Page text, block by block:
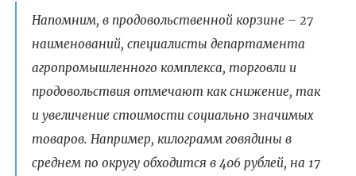
Напомним, в продовольственной корзине – 27
наименований, специалисты департамента
агропромышленного комплекса, торговли и
продовольствия отмечают как снижение, так
и увеличение стоимости социально значимых
товаров. Например, килограмм говядины в
среднем по округу обходится в 406 рублей, на 17